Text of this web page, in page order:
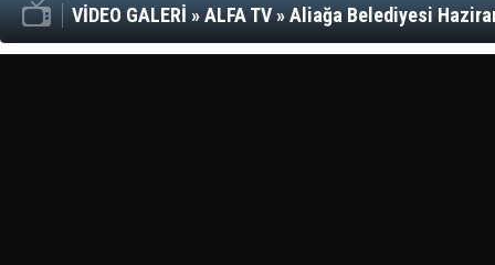
Aliağa'daki
Dikili'de
VİDEO GALERİ »ALFA TV»Aliağa Belediyesi